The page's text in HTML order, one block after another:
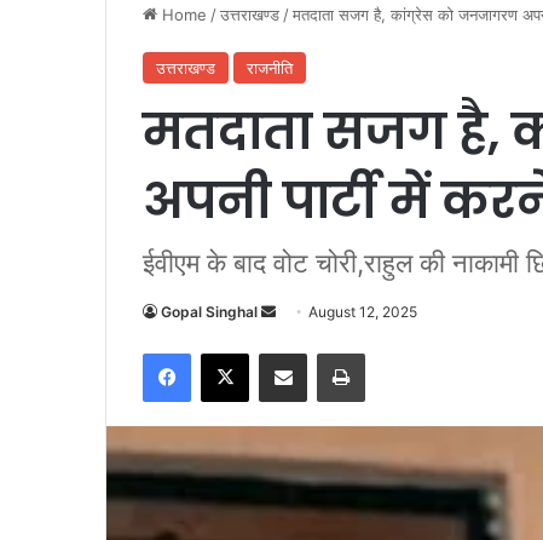
Home /उत्तराखण्ड /मतदाता सजग है, कांग्रेस को जनजागरण
उत्तराखण्ड राजनीति
मतदाता सजग है,
अपनी पार्टी में
ईवीएम के बाद वोट चोरी,राहुल की
Gopal Singhal
n
d
a
n
e
m
August 12, 2025